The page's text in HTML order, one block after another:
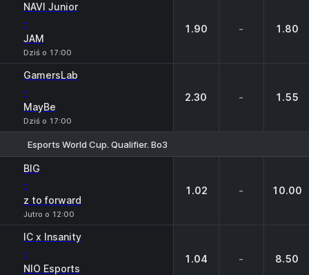
NAVI Junior
-
JAM
Dziś o 17:00
1.90 - 1.80
GamersLab
-
MayBe
Dziś o 17:00
2.30 - 1.55
Esports World Cup. Qualifier. Bo3
BIG
-
z to forward
Jutro o 12:00
1.02 - 10.00
IC x Insanity
-
NIO Esports
1.04 - 8.50